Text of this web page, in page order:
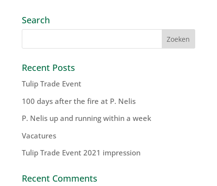
Search
Recent Posts
Tulip Trade Event
100 days after the fire at P. Nelis
P. Nelis up and running within a week
Vacatures
Tulip Trade Event 2021 impression
Recent Comments